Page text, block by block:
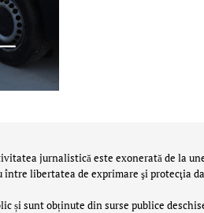
jurnalistică este exonerată de la
între libertatea de exprimare şi protecţia
și sunt obținute din surse publice